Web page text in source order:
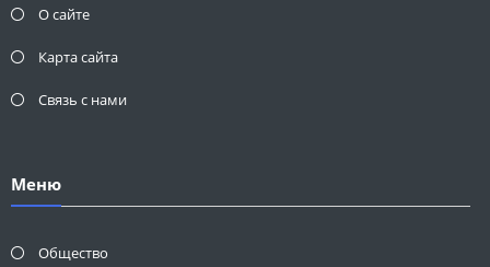
О сайте
Карта сайта
Связь с нами
Меню
Общество